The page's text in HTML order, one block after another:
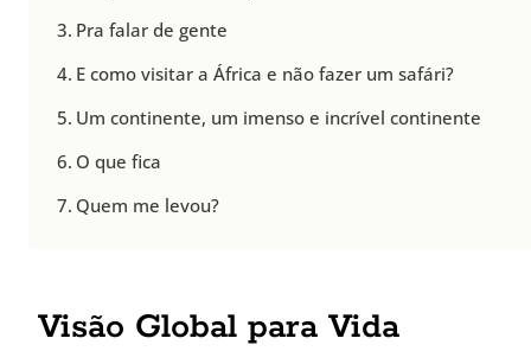
Pra falar de gente
E como visitar a África e não fazer um safári?
Um continente, um imenso e incrível continente
O que fica
Quem me levou?
Visão Global para Vida